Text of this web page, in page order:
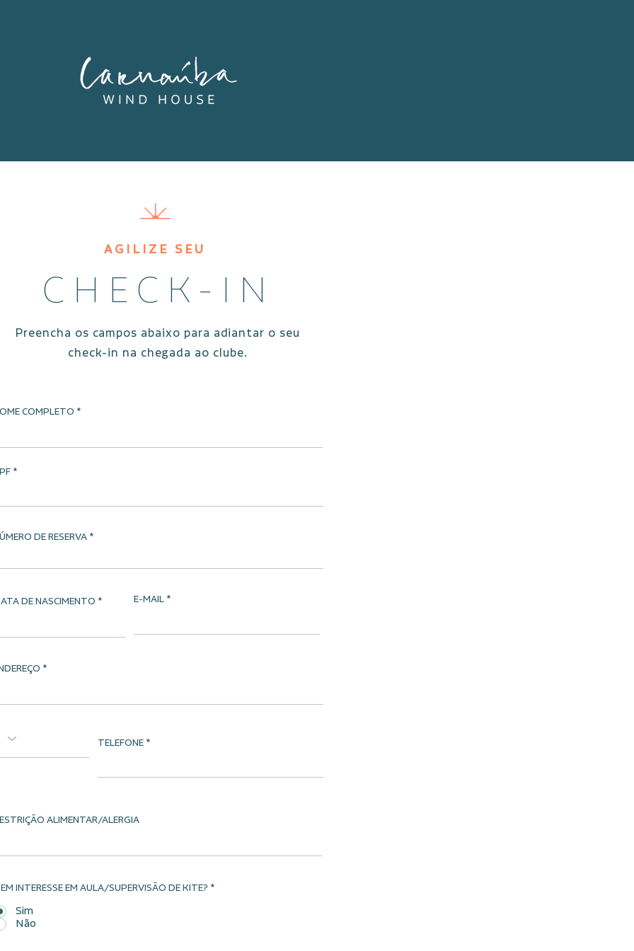
AGILIZE SEU
CHECK-IN
Preencha os campos abaixo para adiantar o seu
check-in na chegada ao clube.
COMPLETO
DE RESERVA
DE NASCIMENTO E-MAIL
TELEFONE
ALIMENTAR/ALERGIA
INTERESSE EM AULA/SUPERVISÃO DE KITE? *
Sim
Não